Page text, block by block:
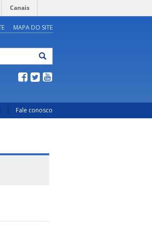
Canais
MAPA DO SITE
Fale conosco